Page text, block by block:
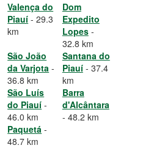
Valença do
Piauí - 29.3
km
Dom
Expedito
Lopes-
32.8 km
São João
da Varjota -
36.8 km
Santana do
Piauí- 37.4
km
São Luís
do Piauí -
46.0 km
Barra
d'Alcântara
- 48.2 km
Paquetá -
48.7 km